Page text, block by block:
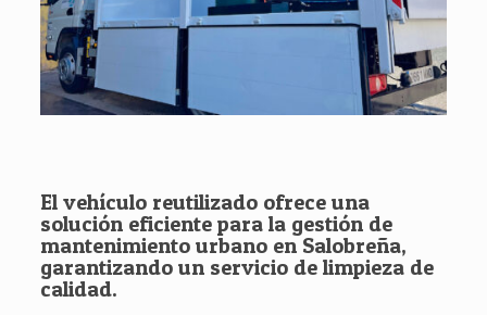
El vehículo reutilizado ofrece una
solución eficiente para la gestión de
mantenimiento urbano en Salobreña,
garantizando un servicio de limpieza de
calidad.